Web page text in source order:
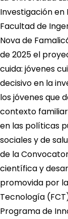
Investigación en
Facultad de
Nova de
de 2025 el
cuida: jóvenes
decisivo en la
los jóvenes que
contexto
en las políticas
sociales y de
de la
científica y
promovida por
Tecnología
Programa de